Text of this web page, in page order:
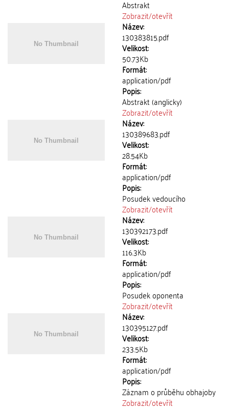
Abstrakt
Zobrazit/otevřít
Název:
130383815.pdf
Velikost:
50.73Kb
Formát:
application/pdf
Popis:
Abstrakt (anglicky)
Zobrazit/otevřít
Název:
130389683.pdf
Velikost:
28.54Kb
Formát:
application/pdf
Popis:
Posudek vedoucího
Zobrazit/otevřít
Název:
130392173.pdf
Velikost:
116.3Kb
Formát:
application/pdf
Popis:
Posudek oponenta
Zobrazit/otevřít
Název:
130395127.pdf
Velikost:
233.5Kb
Formát:
application/pdf
Popis:
Záznam o průběhu obhajoby
Zobrazit/otevřít